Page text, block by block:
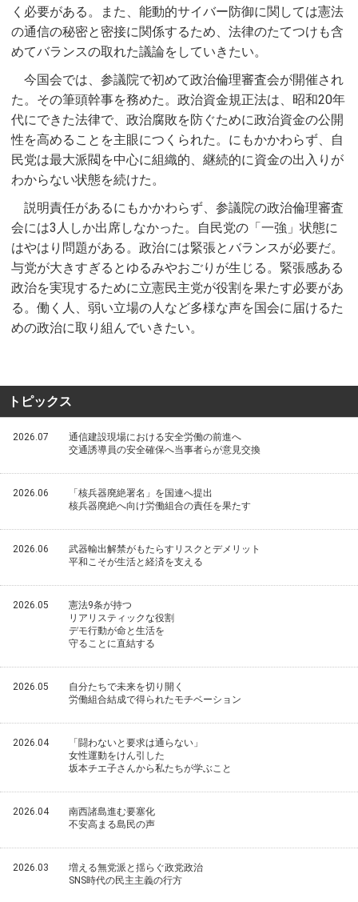
く必要がある。また、能動的サイバー防御に関しては憲法
の通信の秘密と密接に関係するため、法律のたてつけも含
めてバランスの取れた議論をしていきたい。
今国会では、参議院で初めて政治倫理審査会が開催され
た。その筆頭幹事を務めた。政治資金規正法は、昭和20年
代にできた法律で、政治腐敗を防ぐために政治資金の公開
性を高めることを主眼につくられた。にもかかわらず、自
民党は最大派閥を中心に組織的、継続的に資金の出入りが
わからない状態を続けた。
説明責任があるにもかかわらず、参議院の政治倫理審査
会には3人しか出席しなかった。自民党の「一強」状態に
はやはり問題がある。政治には緊張とバランスが必要だ。
与党が大きすぎるとゆるみやおごりが生じる。緊張感ある
政治を実現するために立憲民主党が役割を果たす必要があ
る。働く人、弱い立場の人など多様な声を国会に届けるた
めの政治に取り組んでいきたい。
トピックス
2026.07
通信建設現場における安全労働の前進へ
交通誘導員の安全確保へ当事者らが意見交換
2026.06
「核兵器廃絶署名」を国連へ提出
核兵器廃絶へ向け労働組合の責任を果たす
2026.06
武器輸出解禁がもたらすリスクとデメリット
平和こそが生活と経済を支える
2026.05
憲法9条が持つ
リアリスティックな役割
デモ行動が命と生活を
守ることに直結する
2026.05
自分たちで未来を切り開く
労働組合結成で得られたモチベーション
2026.04
「闘わないと要求は通らない」
女性運動をけん引した
坂本チエ子さんから私たちが学ぶこと
2026.04
南西諸島進む要塞化
不安高まる島民の声
2026.03
増える無党派と揺らぐ政党政治
SNS時代の民主主義の行方